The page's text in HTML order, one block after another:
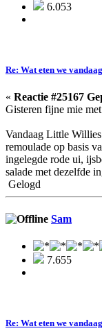
6.053
Re: Wat eten we
« Reactie #25167
Gisteren fijne mie
Vandaag Little
remoulade op basis
ingelegde rode ui,
salade met dezelfde
Gelogd
Sam
7.655
Re: Wat eten we